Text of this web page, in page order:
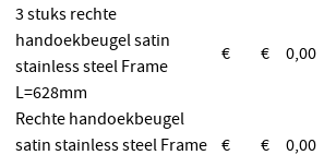
3 stuks rechte
handoekbeugel satin
stainless steel Frame
L=628mm
€ € 0,00
Rechte handoekbeugel
satin stainless steel Frame
€ € 0,00